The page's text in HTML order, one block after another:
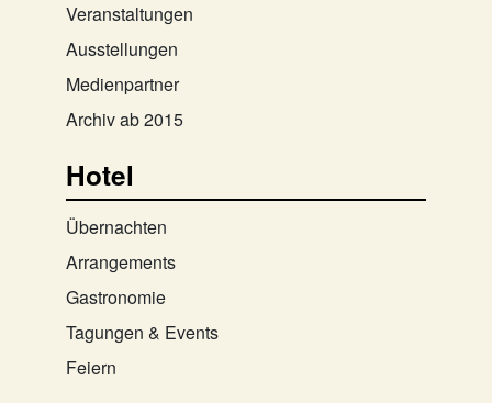
Veranstaltungen
Ausstellungen
Medienpartner
Archiv ab 2015
Hotel
Übernachten
Arrangements
Gastronomie
Tagungen & Events
Feiern